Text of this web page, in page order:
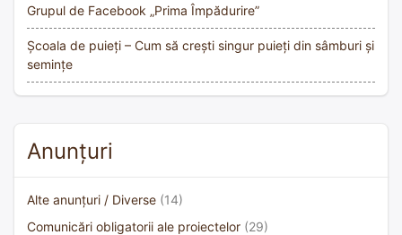
Grupul de Facebook „Prima Împădurire”
Școala de puieți – Cum să crești singur puieți din sâmburi și
semințe
Anunțuri
Alte anunțuri / Diverse (14)
Comunicări obligatorii ale proiectelor (29)